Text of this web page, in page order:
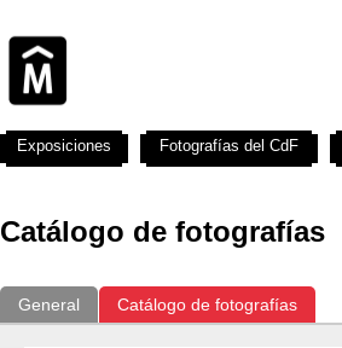
Catálogo de fotografías
General Catálogo de fotografías
Exposiciones Fotografías del CdF